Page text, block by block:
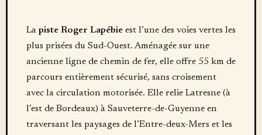
La piste Roger Lapébieest l’une des voies vertes les
plus prisées du Sud-Ouest. Aménagée sur une
ancienne ligne de chemin de fer, elle offre 55 km de
parcours entièrement sécurisé, sans croisement
avec la circulation motorisée. Elle relie Latresne (à
l’est de Bordeaux) à Sauveterre-de-Guyenne en
traversant les paysages de l’Entre-deux-Mers et les